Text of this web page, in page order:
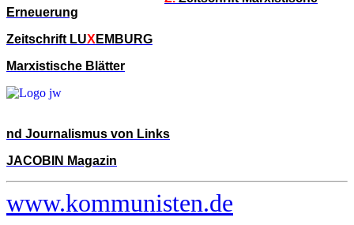
Erneuerung
Zeitschrift LUX EMBURG
Marxistische Blätter
nd Journalismus von Links
JACOBIN Magazin
www.kommunisten.de